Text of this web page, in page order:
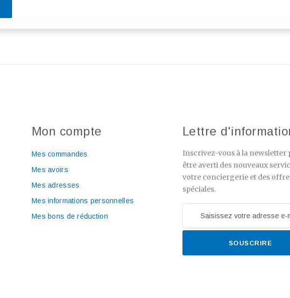
Mon compte
Mes commandes
Mes avoirs
Mes adresses
Mes informations personnelles
Mes bons de réduction
Lettre
Inscrivez-vous à la newsletter
être averti des nouveaux
votre conciergerie et des
spéciales.
SOUSCRIRE